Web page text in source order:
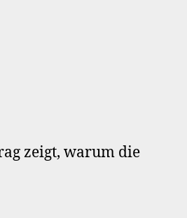
zeigt, warum die